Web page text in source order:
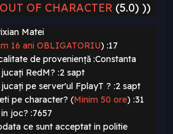
OF CHARACTER (5.0) ))
Matei
16 ani OBLIGATORIU) :17
de proveniență :Constanta
RedM? :2 sapt
pe server'ul FplayT ? :2 sapt
pe character? (Minim 50 ore) :31
joc? :7657
ce sunt acceptat in politie